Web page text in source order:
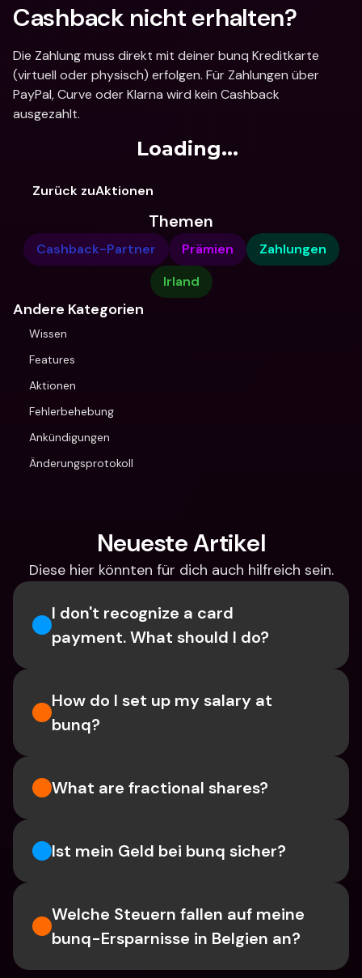
Cashback nicht erhalten?
Die Zahlung muss direkt mit deiner bunq Kreditkarte
(virtuell oder physisch) erfolgen. Für Zahlungen über
PayPal, Curve oder Klarna wird kein Cashback
ausgezahlt.
Loading...
Zurück zuAktionen
Themen
Cashback-Partner Prämien
Zahlungen
Irland
Andere Kategorien
Wissen
Features
Aktionen
Fehlerbehebung
Ankündigungen
Änderungsprotokoll
Neueste Artikel
Diese hier könnten für dich auch hilfreich sein.
I don't recognize a card
payment. What should I do?
How do I set up my salary at
bunq?
What are fractional shares?
Ist mein Geld bei bunq sicher?
Welche Steuern fallen auf meine
bunq-Ersparnisse in Belgien an?